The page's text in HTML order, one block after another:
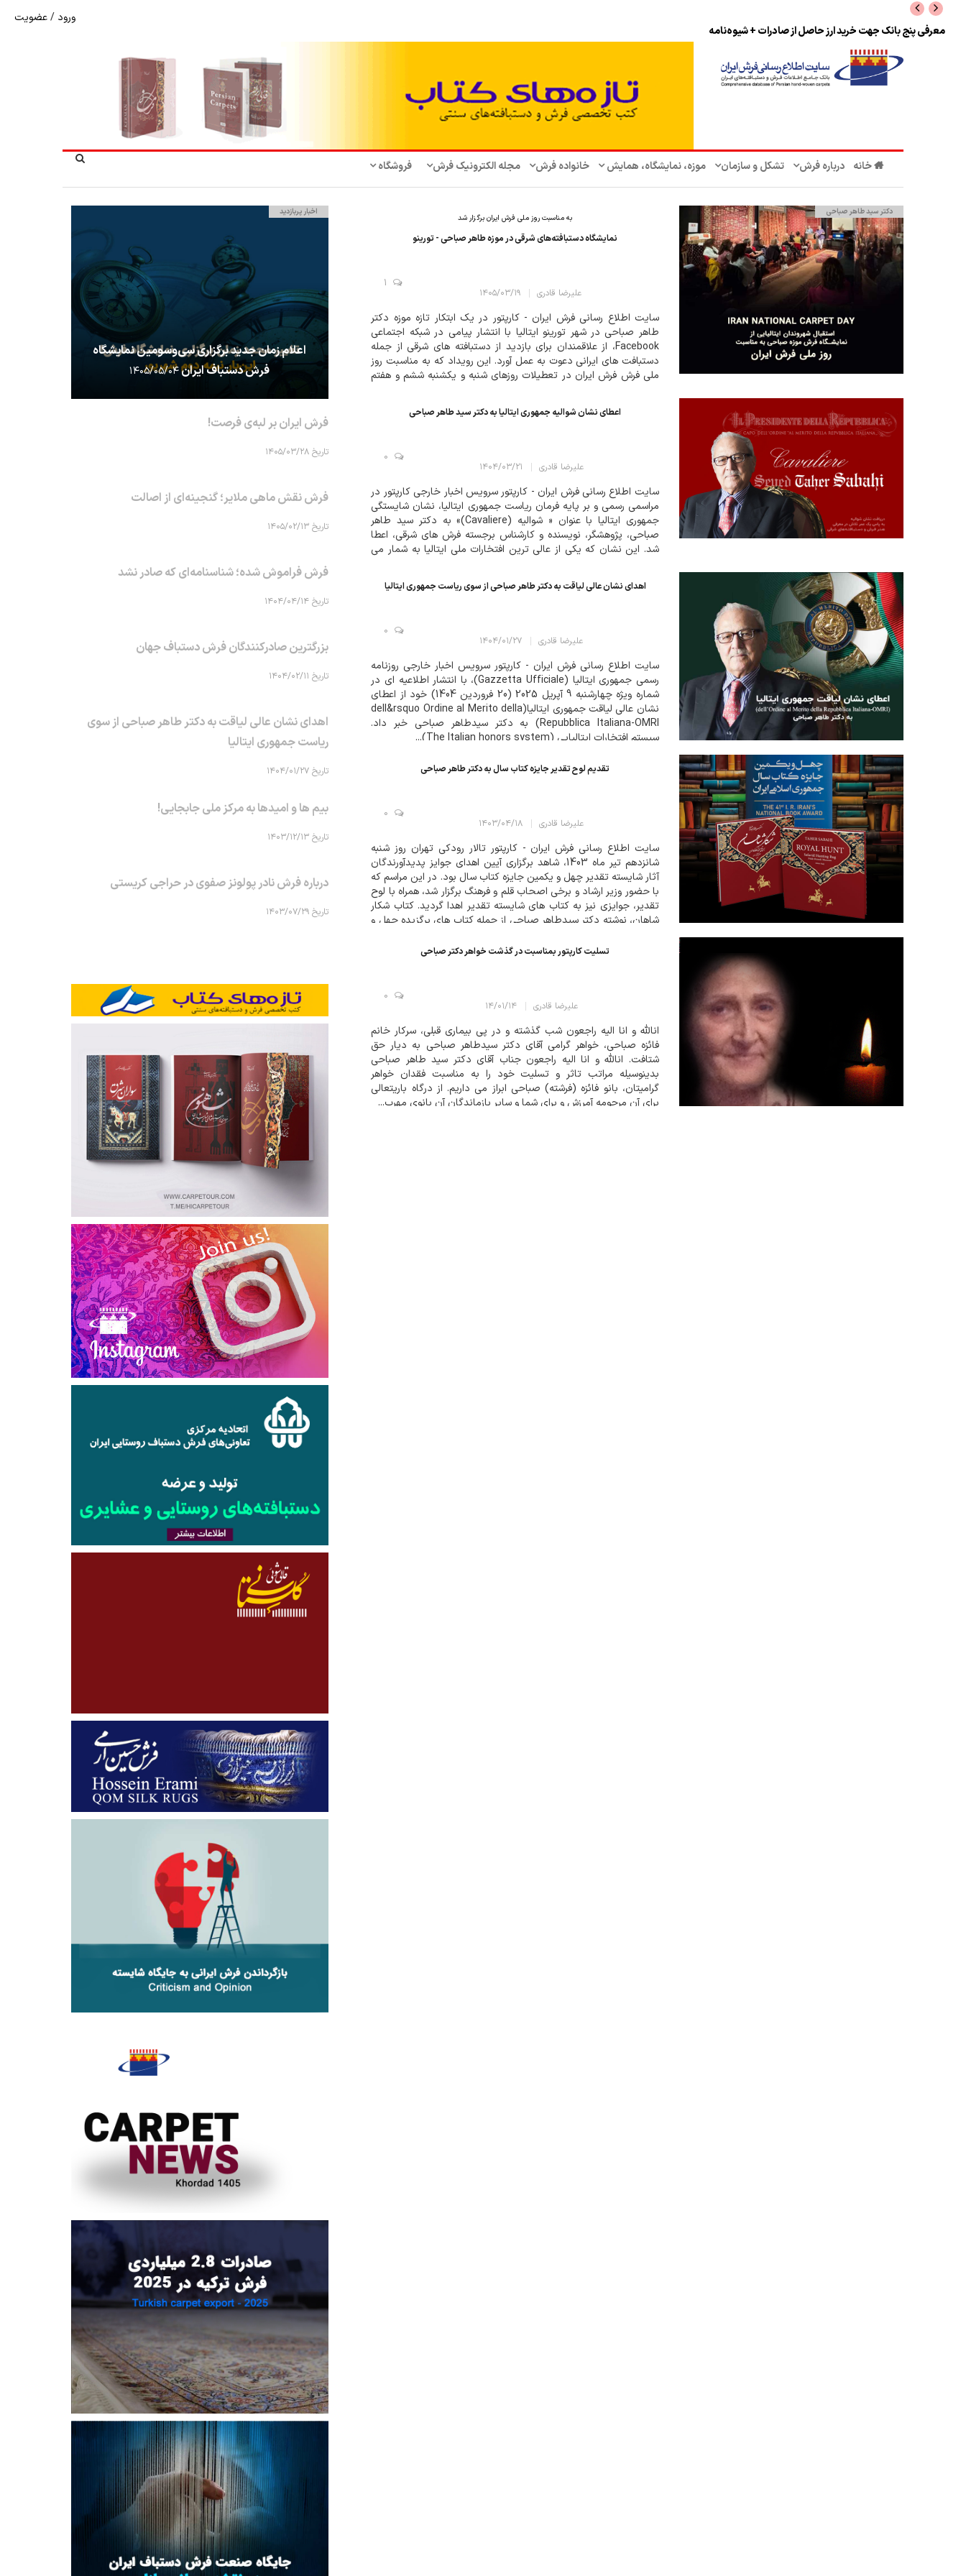
معرفی پنج بانک جهت خرید ارز حاصل از صادرات + شیوه‌نامه
ورود /عضویت
خانه درباره فرش تشکل‌ و سازمان‌ موزه، نمایشگاه، همایش‌ خانواده فرش مجله الکترونیک فرش فروشگاه
دکتر سید طاهر صباحی
به مناسبت روز ملی فرش ایران برگزار شد
نمایشگاه دستبافته‌های شرقی در موزه طاهر صباحی - تورینو
علیرضا قادری ۱۴۰۵/۰۳/۱۹
1
سایت اطلاع رسانی فرش ایران - کارپتور در یک ابتکار تازه موزه دکتر
طاهر صباحی در شهر تورینو ایتالیا با انتشار پیامی در شبکه اجتماعی
Facebook، از علاقمندان برای بازدید از دستبافته های شرقی از جمله
دستبافت های ایرانی دعوت به عمل آورد. این رویداد که به مناسبت روز
ملی فرش فرش ایران در تعطیلات روزهای شنبه و یکشنبه ششم و هفتم
اعطای نشان شوالیه جمهوری ایتالیا به دکتر سید طاهر صباحی
علیرضا قادری ۱۴۰۴/۰۳/۲۱
0
سایت اطلاع رسانی فرش ایران - کارپتور سرویس اخبار خارجی کارپتور در
مراسمی رسمی و بر پایه فرمان ریاست جمهوری ایتالیا، نشان شایستگی
جمهوری ایتالیا با عنوان « شوالیه (Cavaliere)» به دکتر سید طاهر
صباحی، پژوهشگر، نویسنده و کارشناس برجسته فرش های شرقی، اعطا
شد. این نشان که یکی از عالی ترین افتخارات ملی ایتالیا به شمار می
اهدای نشان عالی لیاقت به دکتر طاهر صباحی از سوی ریاست جمهوری ایتالیا
علیرضا قادری ۱۴۰۴/۰۱/۲۷
0
سایت اطلاع رسانی فرش ایران - کارپتور سرویس اخبار خارجی روزنامه
رسمی جمهوری ایتالیا (Gazzetta Ufficiale)، با انتشار اطلاعیه ای در
شماره ویژه چهارشنبه 9 آپریل 2025 (20 فروردین 1404) خود از اعطای
نشان عالی لیاقت جمهوری ایتالیا(dell&rsquo Ordine al Merito della
Repubblica Italiana-OMRI) به دکتر سیدطاهر صباحی خبر داد.
سیستم افتخارات ایتالیایی (The Italian honors system)...
تقدیم لوح تقدیر جایزه کتاب سال به دکتر طاهر صباحی
علیرضا قادری ۱۴۰۳/۰۴/۱۸
0
سایت اطلاع رسانی فرش ایران - کارپتور تالار رودکی تهران روز شنبه
شانزدهم تیر ماه 1403، شاهد برگزاری آیین اهدای جوایز پدیدآورندگان
آثار شایسته تقدیر چهل و یکمین جایزه کتاب سال بود. در این مراسم که
با حضور وزیر ارشاد و برخی اصحاب قلم و فرهنگ برگزار شد، همراه با لوح
تقدیر، جوایزی نیز به کتاب های شایسته تقدیر اهدا گردید. کتاب شکار
شاهان، نوشته دکتر سیدطاهر صباحی از جمله کتاب های برگزیده چهل و
تسلیت کارپتور بمناسبت در گذشت خواهر دکتر صباحی
علیرضا قادری ۱۴/۰۱/۱۴
0
انالله و انا الیه راجعون شب گذشته و در پی بیماری قبلی، سرکار خانم
فائزه صباحی، خواهر گرامی آقای دکتر سیدطاهر صباحی به دیار حق
شتافت. انالله و انا الیه راجعون جناب آقای دکتر سید طاهر صباحی
بدینوسیله مراتب تاثر و تسلیت خود را به مناسبت فقدان خواهر
گرامیتان، بانو فائزه (فرشته) صباحی ابراز می داریم. از درگاه باریتعالی
برای آن مرحومه آمرزش و برای شما و سایر بازماندگان آن بانوی مهرب...
اخبار پربازدید
اعلام زمان جدید برگزاری سی‌وسومین نمایشگاه
فرش دستباف ایران۱۴۰۵/۰۵/۰۴
فرش ایران بر لبه‌ی فرصت!
تاریخ ۱۴۰۵/۰۳/۲۸
فرش نقش ماهی‌ ملایر؛ گنجینه‌ای از اصالت
تاریخ ۱۴۰۵/۰۲/۱۳
فرش فراموش شده؛ شناسنامه‌ای که صادر نشد
تاریخ ۱۴۰۴/۰۴/۱۴
بزرگترین صادرکنندگان فرش دستباف جهان
تاریخ ۱۴۰۴/۰۲/۱۱
اهدای نشان عالی لیاقت به دکتر طاهر صباحی از سوی
ریاست جمهوری ایتالیا
تاریخ ۱۴۰۴/۰۱/۲۷
بیم ها و امیدها به مرکز ملی جابجایی!
تاریخ ۱۴۰۳/۱۲/۱۳
درباره فرش نادر پولونز صفوی در حراجی کریستی
تاریخ ۱۴۰۳/۰۷/۲۹